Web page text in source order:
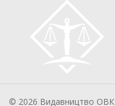
© 2026 Видавництво ОВК